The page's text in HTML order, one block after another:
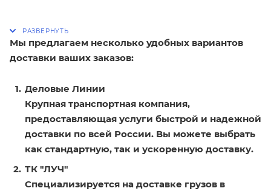
Мы предлагаем несколько удобных вариантов
доставки ваших заказов:
Деловые Линии
Крупная транспортная компания,
предоставляющая услуги быстрой и надежной
доставки по всей России. Вы можете выбрать
как стандартную, так и ускоренную доставку.
ТК "ЛУЧ"
Специализируется на доставке грузов в